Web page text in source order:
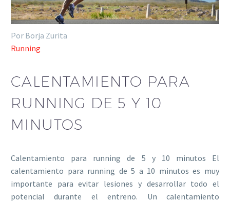
Por Borja Zurita
Running
CALENTAMIENTO PARA
RUNNING DE 5 Y 10
MINUTOS
Calentamiento para running de 5 y 10 minutos El
calentamiento para running de 5 a 10 minutos es muy
importante para evitar lesiones y desarrollar todo el
potencial durante el entreno. Un calentamiento